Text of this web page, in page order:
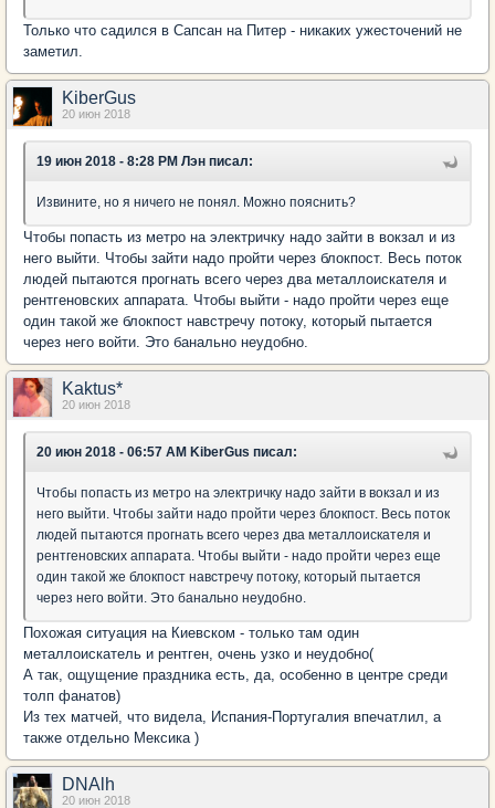
Только что садился в Сапсан на Питер - никаких ужесточений не
заметил.
KiberGus
20 июн 2018
19 июн 2018 - 8:28 PM Лэн писал:
Извините, но я ничего не понял. Можно пояснить?
Чтобы попасть из метро на электричку надо зайти в вокзал и из
него выйти. Чтобы зайти надо пройти через блокпост. Весь поток
людей пытаются прогнать всего через два металлоискателя и
рентгеновских аппарата. Чтобы выйти - надо пройти через еще
один такой же блокпост навстречу потоку, который пытается
через него войти. Это банально неудобно.
Kaktus*
20 июн 2018
20 июн 2018 - 06:57 AM KiberGus писал:
Чтобы попасть из метро на электричку надо зайти в вокзал и из
него выйти. Чтобы зайти надо пройти через блокпост. Весь поток
людей пытаются прогнать всего через два металлоискателя и
рентгеновских аппарата. Чтобы выйти - надо пройти через еще
один такой же блокпост навстречу потоку, который пытается
через него войти. Это банально неудобно.
Похожая ситуация на Киевском - только там один
металлоискатель и рентген, очень узко и неудобно(
А так, ощущение праздника есть, да, особенно в центре среди
толп фанатов)
Из тех матчей, что видела, Испания-Португалия впечатлил, а
также отдельно Мексика )
DNAlh
20 июн 2018